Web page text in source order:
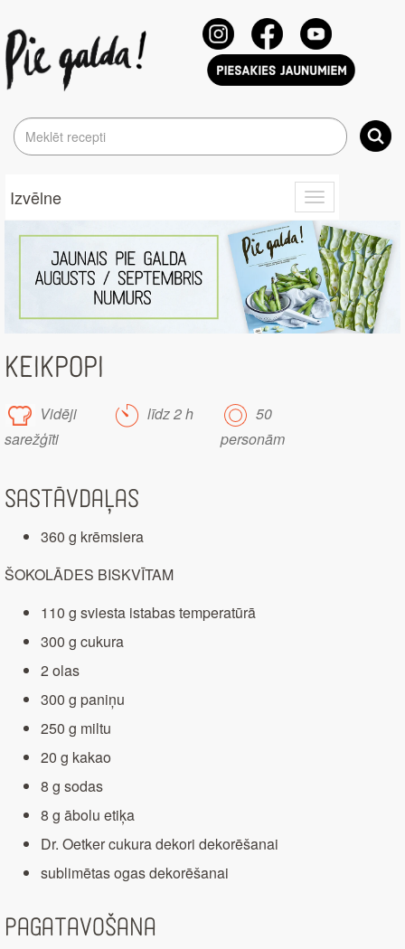
Toggle
navigation
Izvēlne
KEIKPOPI
Vidēji
sarežģīti
līdz 2 h
50
personām
Sastāvdaļas
360 g krēmsiera
ŠOKOLĀDES BISKVĪTAM
110 g sviesta istabas temperatūrā
300 g cukura
2 olas
300 g paniņu
250 g miltu
20 g kakao
8 g sodas
8 g ābolu etiķa
Dr. Oetker cukura dekori dekorēšanai
sublimētas ogas dekorēšanai
Pagatavošana